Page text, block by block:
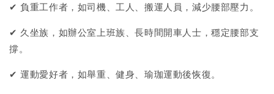
✔ 負重工作者，如司機、工人、搬運人員，減少腰部壓力。
✔ 久坐族，如辦公室上班族、長時間開車人士，穩定腰部支
撐。
✔ 運動愛好者，如舉重、健身、瑜珈運動後恢復。